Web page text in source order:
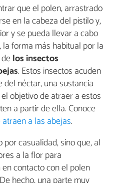
que el polen, arrastrado
en la cabeza del pistilo y,
y se pueda llevar a cabo
forma más habitual por la
los insectos
. Estos insectos acuden
néctar, una sustancia
objetivo de atraer a estos
a partir de ella. Conoce
a las abejas.
casualidad, sino que, al
a la flor para
contacto con el polen